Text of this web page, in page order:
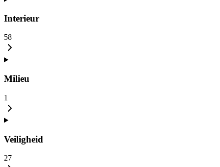
Interieur
58
Milieu
1
Veiligheid
27